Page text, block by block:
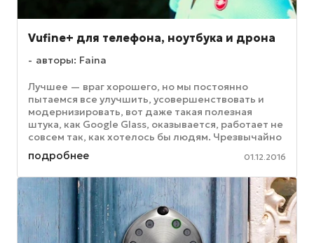
Vufine+ для телефона, ноутбука и дрона
авторы: Faina
Лучшее — враг хорошего, но мы постоянно
пытаемся все улучшить, усовершенствовать и
модернизировать, вот даже такая полезная
штука, как Google Glass, оказывается, работает не
совсем так, как хотелось бы людям. Чрезвычайно
успешным стартом началась ...
подробнее 01.12.2016